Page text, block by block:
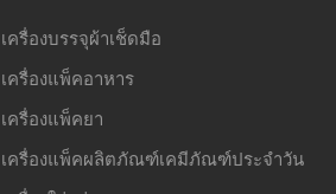
เครื่องบรรจุผ้าเช็ดมือ
เครื่องแพ็คอาหาร
เครื่องแพ็คยา
เครื่องแพ็คผลิตภัณฑ์เคมีภัณฑ์ประจำวัน